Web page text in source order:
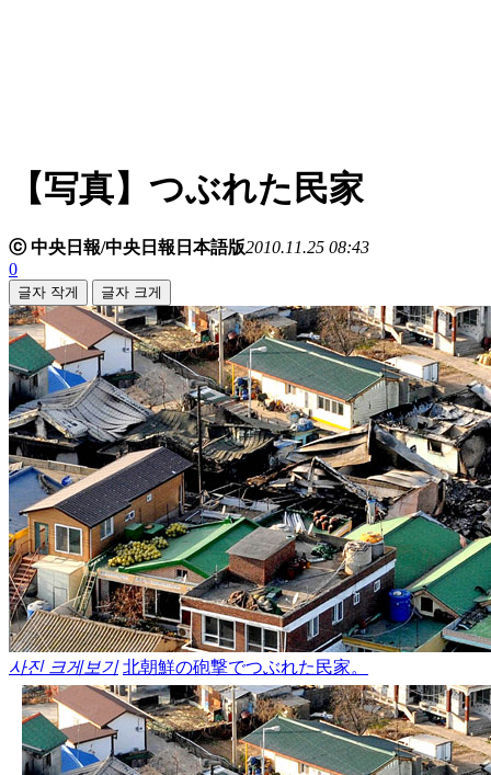
【写真】つぶれた民家
ⓒ 中央日報/中央日報日本語版2010.11.25 08:43
0
글자 작게 글자 크게
사진 크게보기 北朝鮮の砲撃でつぶれた民家。